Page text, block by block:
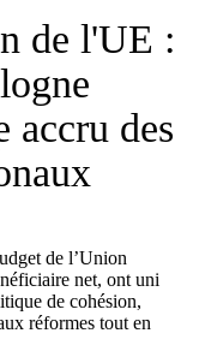
de l'UE :
accru des
de l’Union
net, ont uni
de cohésion,
réformes tout en